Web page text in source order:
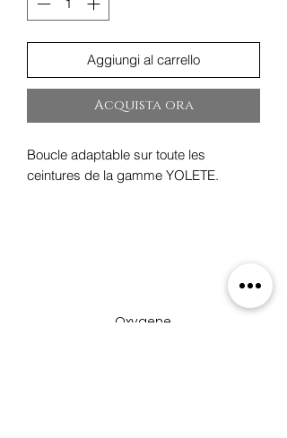
Aggiungi al carrello
Acquista ora
Boucle adaptable sur toute les
ceintures de la gamme YOLETE.
Oxygene